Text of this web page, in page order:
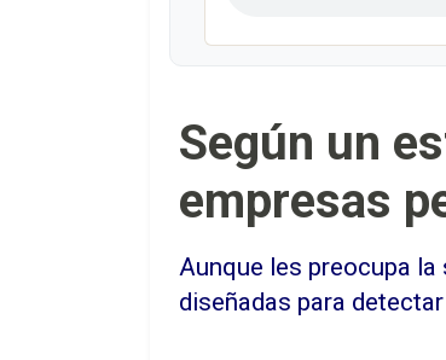
Según un
empresas
Aunque les preocupa
diseñadas para